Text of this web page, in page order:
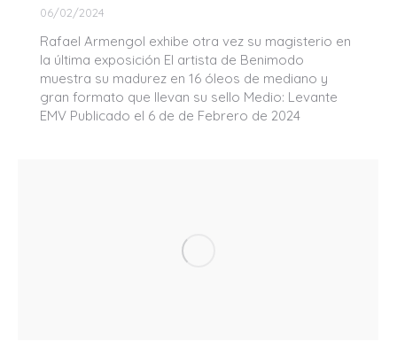
06/02/2024
Rafael Armengol exhibe otra vez su magisterio en
la última exposición El artista de Benimodo
muestra su madurez en 16 óleos de mediano y
gran formato que llevan su sello Medio: Levante
EMV Publicado el 6 de de Febrero de 2024